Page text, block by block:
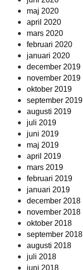
maj 2020
april 2020
mars 2020
februari 2020
januari 2020
december 2019
november 2019
oktober 2019
september 2019
augusti 2019
juli 2019
juni 2019
maj 2019
april 2019
mars 2019
februari 2019
januari 2019
december 2018
november 2018
oktober 2018
september 2018
augusti 2018
juli 2018
juni 2018